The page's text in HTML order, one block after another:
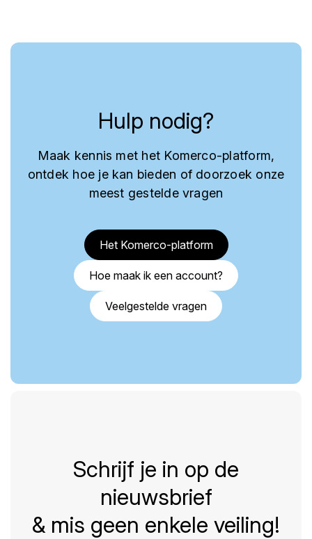
Hulp nodig?
Maak kennis met het Komerco-platform,
ontdek hoe je kan bieden of doorzoek onze
meest gestelde vragen
Het Komerco-platform
Hoe maak ik een account?
Veelgestelde vragen
Schrijf je in op de
nieuwsbrief
& mis geen enkele veiling!